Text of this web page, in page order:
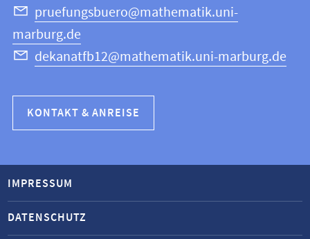
pruefungsbuero@mathematik.uni-
marburg.de
dekanatfb12@mathematik.uni-marburg.de
KONTAKT & ANREISE
IMPRESSUM
DATENSCHUTZ